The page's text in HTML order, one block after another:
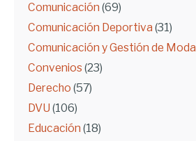
Comunicación (69)
Comunicación Deportiva (31)
Comunicación y Gestión de Moda
Convenios (23)
Derecho (57)
DVU (106)
Educación (18)